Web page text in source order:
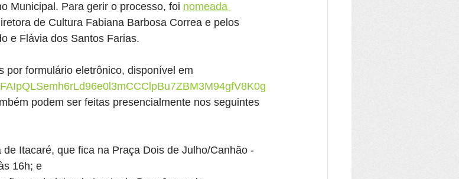
Municipal. Para gerir o processo, foi nomeada
de Cultura Fabiana Barbosa Correa e pelos
e Flávia dos Santos Farias.
por formulário eletrônico, disponível em
podem ser feitas presencialmente nos seguintes
Itacaré, que fica na Praça Dois de Julho/Canhão -
16h; e